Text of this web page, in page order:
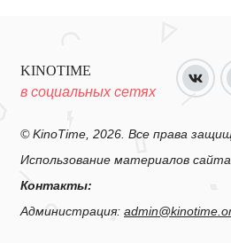
KINOTIME
в социальных сетях
© KinoTime, 2026. Все права
Использование материалов
Контакты:
Администрация: